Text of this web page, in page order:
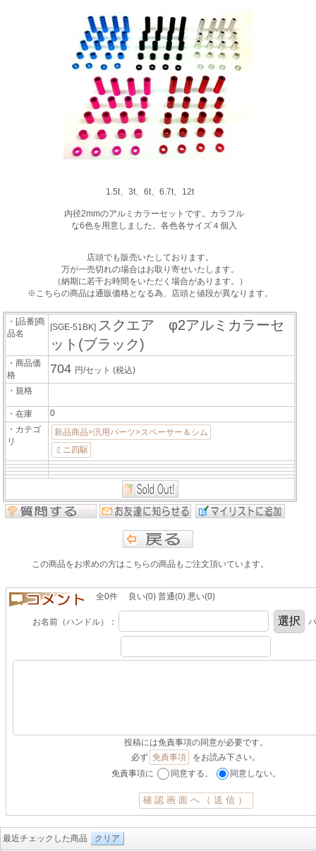
1.5t、3t、6t、6.7t、12t
内径2mmのアルミカラーセットです。カラフル
な6色を用意しました。各色各サイズ４個入
店頭でも販売いたしております。
万が一売切れの場合はお取り寄せいたします。
（納期に若干お時間をいただく場合があります。）
※こちらの商品は通販価格となる為、店頭と値段が異なります。
・[品番]商
品名
[SGE-51BK] スクエア φ2アルミカラーセ
ット(ブラック)
・商品価
格
704 円/セット(税込)
・規格
・在庫
0
・カテゴ
リ
新品商品>汎用パーツ>スペーサー＆シム
ミニ四駆
この商品をお求めの方はこちらの商品もご注文頂いています。
全0件 良い(0) 普通(0) 悪い(0)
お名前（ハンドル）：
投稿には免責事項の同意が必要です。
必ず 免責事項
をお読み下さい。
免責事項に
同意する。 同意しない。
最近チェックした商品 クリア